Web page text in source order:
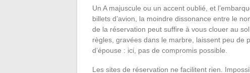
Un A majuscule ou un accent oublié, et
billets d’avion, la moindre dissonance entre le
de la réservation peut suffire à vous clouer au
règles, gravées dans le marbre, laissent peu de
d’épouse : ici, pas de compromis possible.
Les sites de réservation ne facilitent rien.